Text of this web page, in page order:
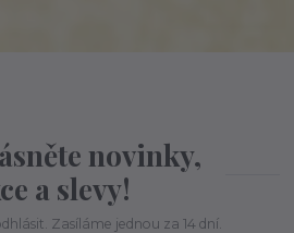
novinky,
a slevy!
Zasíláme jednou za 14 dní.